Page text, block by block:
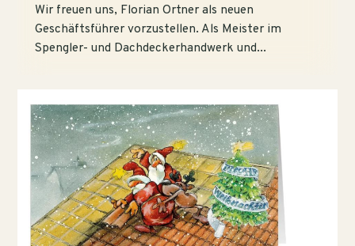
Wir freuen uns, Florian Ortner als neuen
Geschäftsführer vorzustellen. Als Meister im
Spengler- und Dachdeckerhandwerk und...